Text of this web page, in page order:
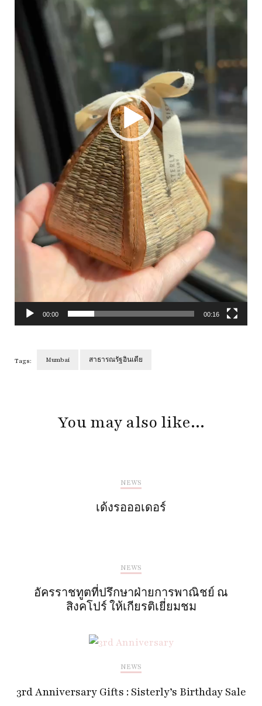
00:00 00:16
Tags: Mumbai สาธารณรัฐอินเดีย
You may also like...
NEWS
เด้งรอออเดอร์
NEWS
อัครราชทูตที่ปรึกษาฝ่ายการพาณิชย์ ณ
สิงคโปร์ ให้เกียรติเยี่ยมชม
NEWS
3rd Anniversary Gifts : Sisterly’s Birthday Sale